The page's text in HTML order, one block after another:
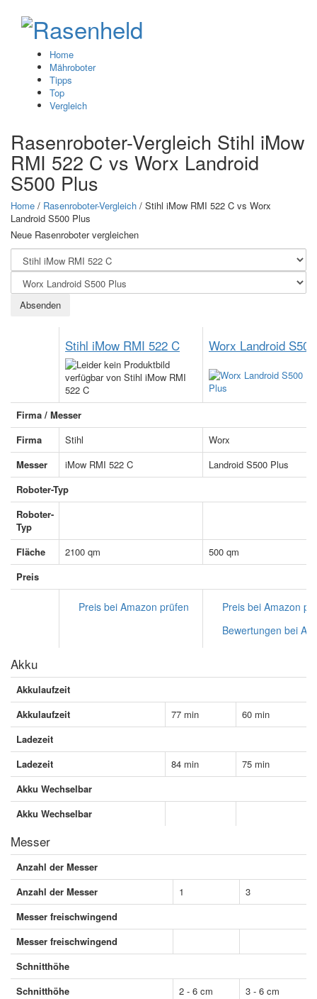
Home
Mähroboter
Tipps
Top
Vergleich
Rasenroboter-Vergleich Stihl iMow
RMI 522 C vs Worx Landroid
S500 Plus
Home / Rasenroboter-Vergleich / Stihl iMow RMI 522 C vs Worx
Landroid S500 Plus
Neue Rasenroboter vergleichen
Stihl iMow RMI 522 C Worx Landroid
Firma / Messer
Firma
Stihl
Worx
Messer
iMow RMI 522 C
Landroid S500 Plus
Roboter-Typ
Roboter-
Typ
Fläche 2100 qm
500 qm
Preis
Preis bei Amazon prüfen
Preis bei Amazon
Bewertungen bei
Akku
Akkulaufzeit
Akkulaufzeit
77 min
60 min
Ladezeit
Ladezeit
84 min
75 min
Akku Wechselbar
Akku Wechselbar
Messer
Anzahl der Messer
Anzahl der Messer
1
3
Messer freischwingend
Messer freischwingend
Schnitthöhe
Schnitthöhe
2 - 6 cm
3 - 6 cm